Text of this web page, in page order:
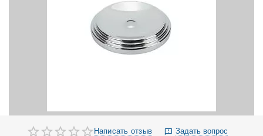
Написать отзыв
Задать вопрос